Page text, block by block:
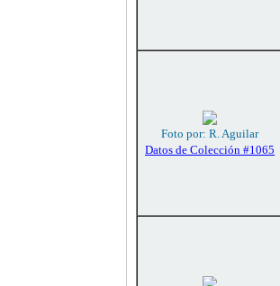
Foto por: R. Aguilar
Datos de Colección #1065